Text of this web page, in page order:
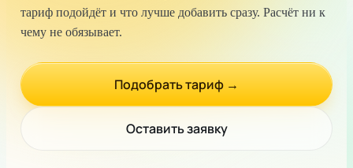
тариф подойдёт и что лучше добавить сразу. Расчёт ни к
чему не обязывает.
Подобрать тариф →
Оставить заявку